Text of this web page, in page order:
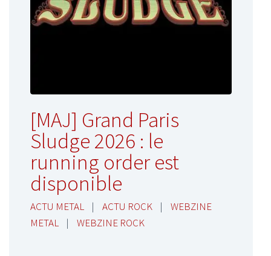
[MAJ] Grand Paris
Sludge 2026 : le
running order est
disponible
ACTU METAL | ACTU ROCK |
WEBZINE
METAL
| WEBZINE ROCK